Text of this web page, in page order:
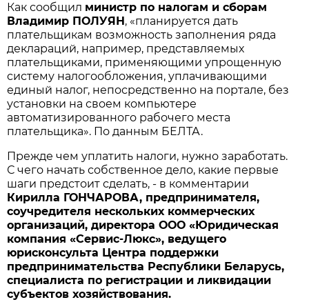
Как сообщил министр по налогам и сборам
Владимир ПОЛУЯН , «планируется дать
плательщикам возможность заполнения ряда
деклараций, например, представляемых
плательщиками, применяющими упрощенную
систему налогообложения, уплачивающими
единый налог, непосредственно на портале, без
установки на своем компьютере
автоматизированного рабочего места
плательщика». По данным БЕЛТА.
Прежде чем уплатить налоги, нужно заработать.
С чего начать собственное дело, какие первые
шаги предстоит сделать, - в комментарии
Кирилла ГОНЧАРОВА, предпринимателя,
соучредителя нескольких коммерческих
организаций, директора ООО «Юридическая
компания «Сервис-Люкс», ведущего
юрисконсульта Центра поддержки
предпринимательства Республики Беларусь,
специалиста по регистрации и ликвидации
субъектов хозяйствования.